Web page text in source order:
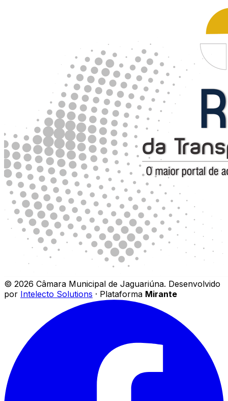
© 2026 Câmara Municipal de Jaguariúna. Desenvolvido
por Intelecto Solutions · Plataforma Mirante